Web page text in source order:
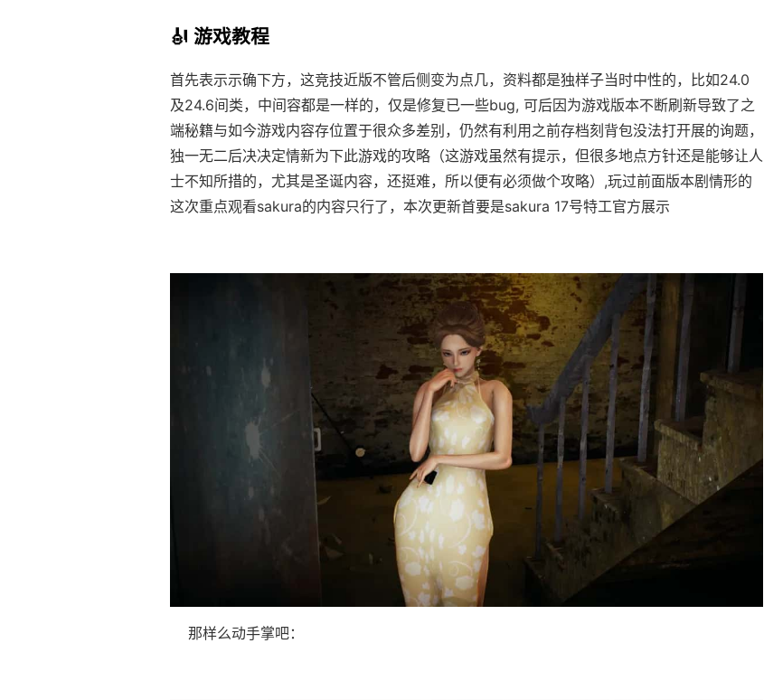
🎻 游戏教程
首先表示示确下方，这竞技近版不管后侧变为点几，资料都是独样子当时中性的，比如24.0
及24.6间类，中间容都是一样的，仅是修复已一些bug, 可后因为游戏版本不断刷新导致了之
端秘籍与如今游戏内容存位置于很众多差别，仍然有利用之前存档刻背包没法打开展的询题，
独一无二后决决定情新为下此游戏的攻略（这游戏虽然有提示，但很多地点方针还是能够让人
士不知所措的，尤其是圣诞内容，还挺难，所以便有必须做个攻略）,玩过前面版本剧情形的
这次重点观看sakura的内容只行了，本次更新首要是sakura 17号特工官方展示
那样么动手掌吧：